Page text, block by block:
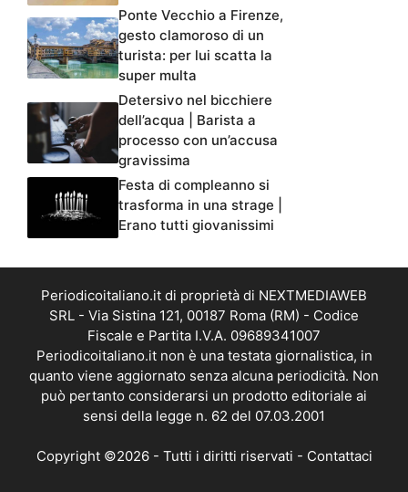
Ponte Vecchio a Firenze,
gesto clamoroso di un
turista: per lui scatta la
super multa
Detersivo nel bicchiere
dell’acqua | Barista a
processo con un’accusa
gravissima
Festa di compleanno si
trasforma in una strage |
Erano tutti giovanissimi
Periodicoitaliano.it di proprietà di NEXTMEDIAWEB
SRL - Via Sistina 121, 00187 Roma (RM) - Codice
Fiscale e Partita I.V.A. 09689341007
Periodicoitaliano.it non è una testata giornalistica, in
quanto viene aggiornato senza alcuna periodicità. Non
può pertanto considerarsi un prodotto editoriale ai
sensi della legge n. 62 del 07.03.2001
Copyright ©2026 - Tutti i diritti riservati - Contattaci